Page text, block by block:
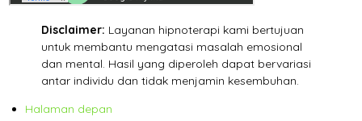
Disclaimer: Layanan hipnoterapi kami bertujuan
untuk membantu mengatasi masalah emosional
dan mental. Hasil yang diperoleh dapat bervariasi
antar individu dan tidak menjamin kesembuhan.
Halaman depan